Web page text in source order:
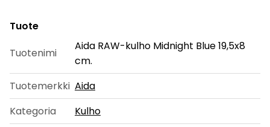
Tuote
Tuotenimi
Aida RAW-kulho Midnight Blue 19,5x8
cm.
Tuotemerkki Aida
Kategoria
Kulho